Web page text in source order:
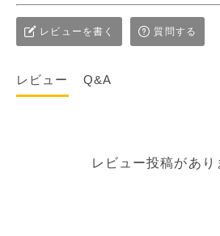
レビューを書く 質問する
レビュー Q&A
レビュー投稿があり